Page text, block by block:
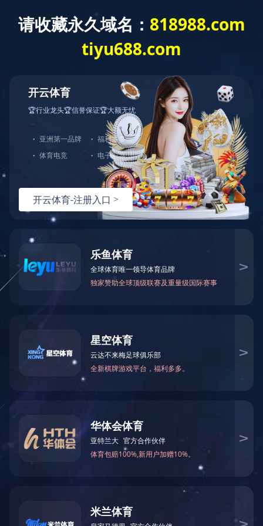
投资者服务
临时公告 定期报告 业绩发布 路
全部 2026 2025 2024 2023 2022 2021 2020